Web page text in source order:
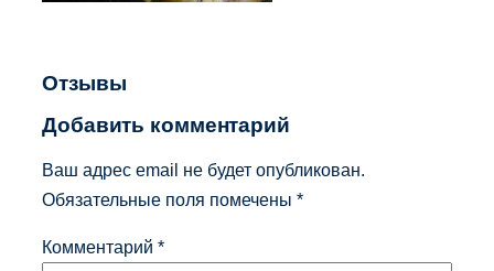
Отзывы
Добавить комментарий
Ваш адрес email не будет опубликован.
Обязательные поля помечены *
Комментарий *